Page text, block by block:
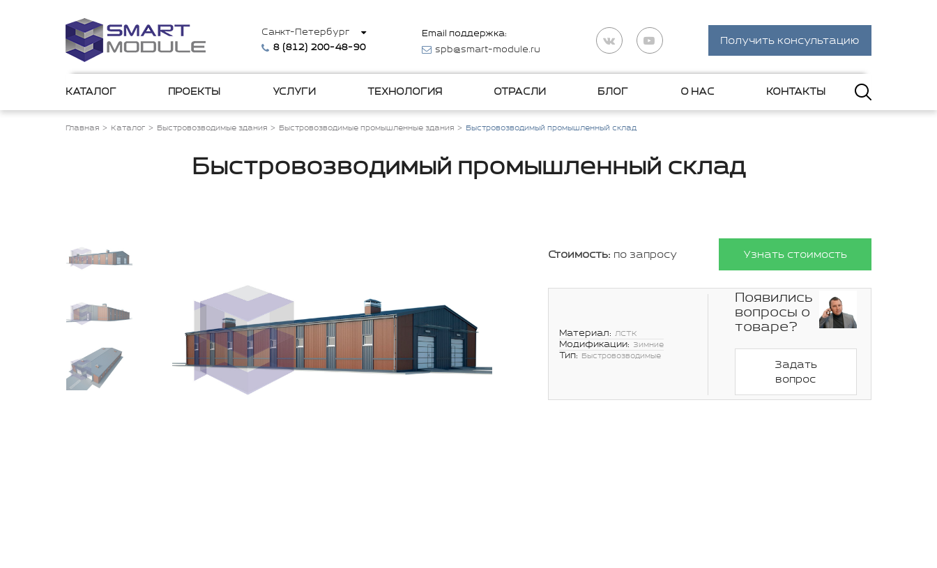
Санкт-Петербург
8 (812) 200-48-90
Email поддержка:
spb@smart-module.ru
Получить консультацию
КАТАЛОГ ПРОЕКТЫ УСЛУГИ ТЕХНОЛОГИЯ ОТРАСЛИ БЛОГ О НАС КОНТАКТЫ
Главная Каталог Быстровозводимые здания Быстровозводимые промышленные здания Быстровозводимый промышленный склад
Быстровозводимый промышленный склад
Стоимость: по запросу Узнать стоимость
Материал: ЛСТК
Модификации: Зимние
Тип: Быстровозводимые
Появились
вопросы о
товаре?
Задать
вопрос